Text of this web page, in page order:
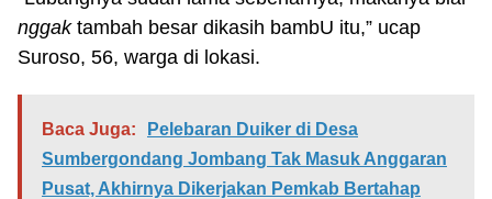
nggaktambah besar dikasih bambU itu,” ucap
Suroso, 56, warga di lokasi.
Baca Juga:
Pelebaran Duiker di Desa
Sumbergondang Jombang Tak Masuk Anggaran
Pusat, Akhirnya Dikerjakan Pemkab Bertahap